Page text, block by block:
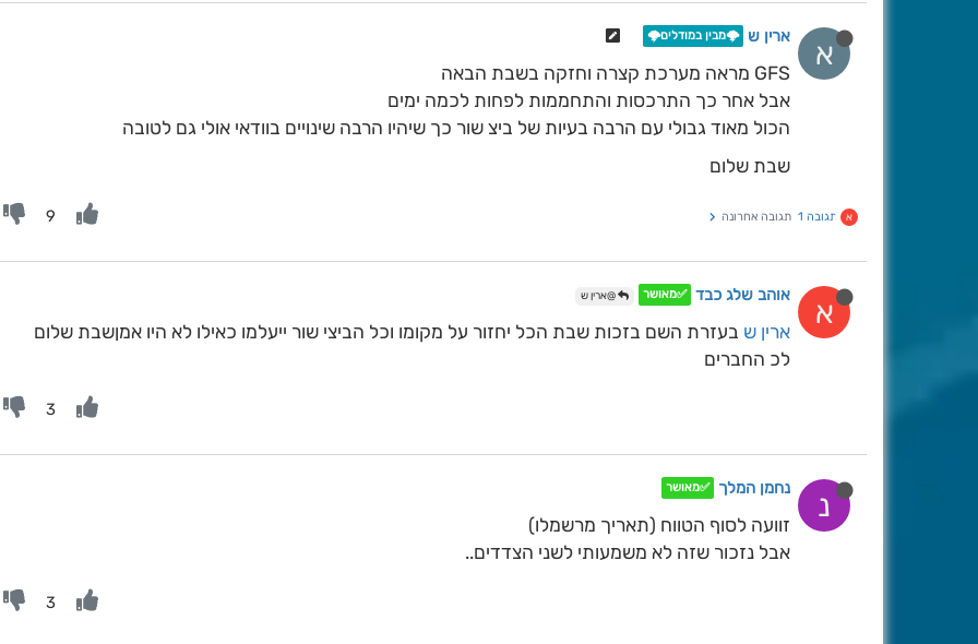
א ארין ש 🌩️מבין במודלים🌩️
GFS מראה מערכת קצרה וחזקה בשבת הבאה
אבל אחר כך התרכסות והתחממות לפחות לכמה ימים
הכול מאוד גבולי עם הרבה בעיות של ביצ שור כך שיהיו הרבה שינויים בוודאי אולי גם לטובה
שבת שלום
א תגובה 1 תגובה אחרונה 9
א אוהב שלג כבד ✅מאושר @ארין ש
ארין ש בעזרת השם בזכות שבת הכל יחזור על מקומו וכל הביצי שור ייעלמו כאילו לא היו אמןשבת שלום
לכ החברים
3
נ נחמן המלך ✅מאושר
זוועה לסוף הטווח (תאריך מרשמלו)
אבל נזכור שזה לא משמעותי לשני הצדדים..
3